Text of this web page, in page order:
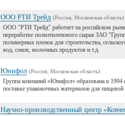
ООО РТИ Трейд (Россия, Московская область)
ООО "РТИ Трейд" работает на российском
переработке полиэтиленового сырья ЗАО
полимерных пленок для строительства,
вод, соков, молочных продуктов и т.д.
Юнифол (Россия, Московская область)
Группа компаний «Юнифол» образована в 1994
поставке упаковочных материалов для
Научно-производственный центр